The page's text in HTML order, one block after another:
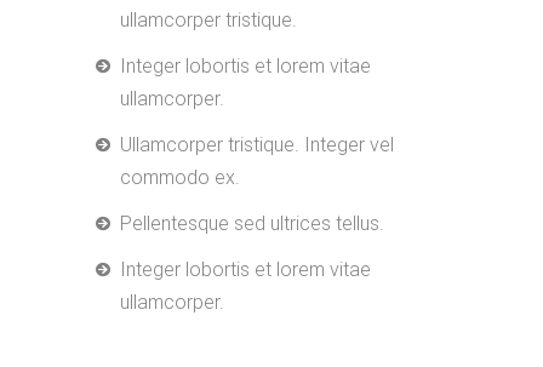
ullamcorper tristique.
Integer lobortis et lorem vitae
ullamcorper.
Ullamcorper tristique. Integer vel
commodo ex.
Pellentesque sed ultrices tellus.
Integer lobortis et lorem vitae
ullamcorper.